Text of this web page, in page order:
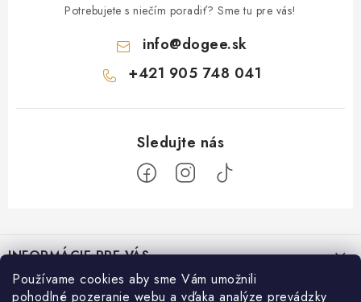
Používame cookies aby sme Vám umožnili
pohodlné pozeranie webu a vďaka analýze prevádzky
Potrebujete s niečím poradiť? Sme tu pre vás!
info@dogee.sk
+421 905 748 041
á
pINFORMÁCIE PRE VÁS
Moja objednávka
Recepty pre psíkov